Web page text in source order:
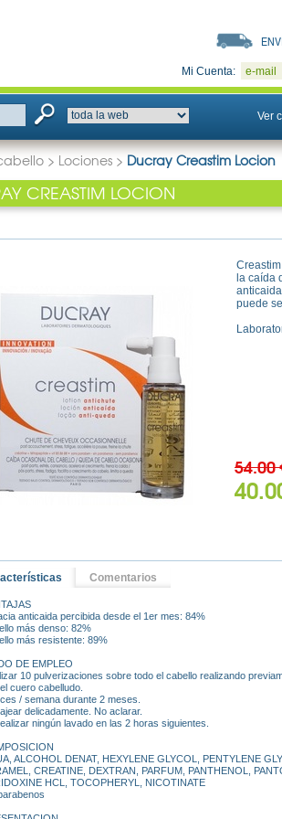
Mi Cuenta: e-mail
Ver
> Lociones > Ducray Creastim Locion
CREASTIM LOCION
la caída
puede
54.00
Comentarios
anticaida percibida desde el 1er mes: 84%
más denso: 82%
más resistente: 89%
DE EMPLEO
10 pulverizaciones sobre todo el cabello realizando
cuero cabelludo.
/ semana durante 2 meses.
delicadamente. No aclarar.
ningún lavado en las 2 horas siguientes.
ALCOHOL DENAT, HEXYLENE GLYCOL, PENTYLENE
CREATINE, DEXTRAN, PARFUM, PANTHENOL,
HCL, TOCOPHERYL, NICOTINATE